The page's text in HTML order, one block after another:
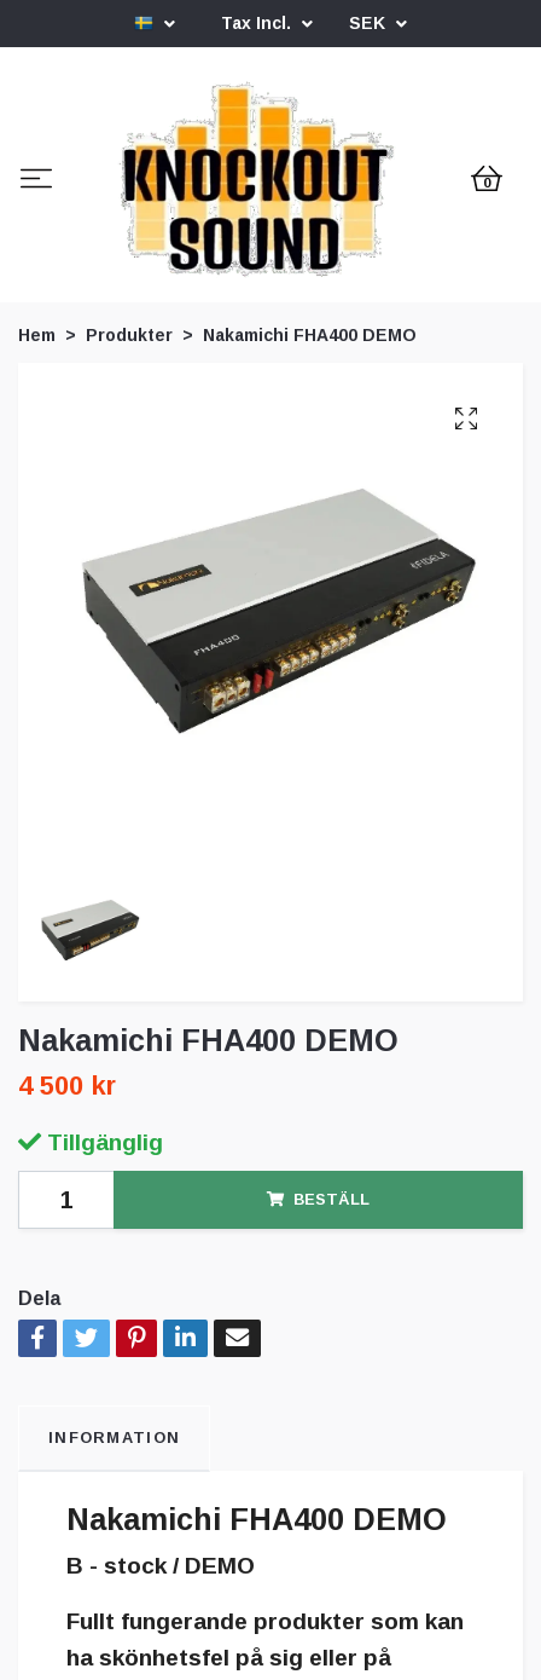
Tax Incl. SEK
0
Hem Produkter Nakamichi FHA400 DEMO
Nakamichi FHA400 DEMO
4 500 kr
Tillgänglig
BESTÄLL
Dela
INFORMATION
Nakamichi FHA400 DEMO
B - stock / DEMO
Fullt fungerande produkter som kan
ha skönhetsfel på sig eller på